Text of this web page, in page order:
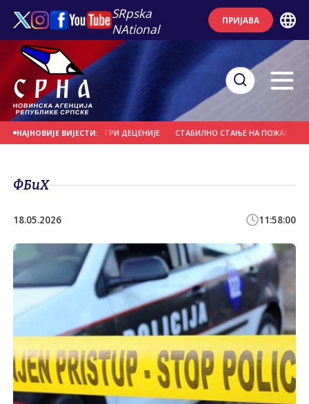
SRpska
NAtional
ПРИЈАВА
НАЈНОВИЈЕ ВИЈЕСТИ:
КАЗНЕ И НАКОН ТРИ ДЕЦЕНИЈЕ СТАБИЛНО СТАЊЕ НА ПОЖАРИШТУ
ФБиХ
18.05.2026 11:58:00